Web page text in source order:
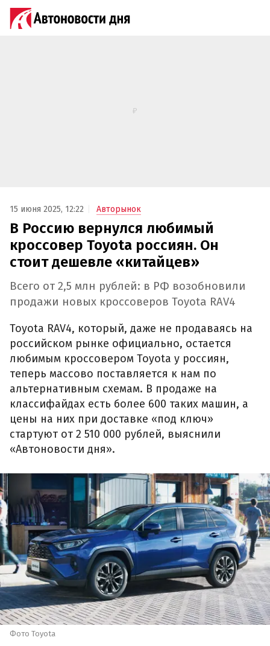
15 июня 2025, 12:22 Авторынок
В Россию вернулся любимый
кроссовер Toyota россиян. Он
стоит дешевле «китайцев»
Всего от 2,5 млн рублей: в РФ возобновили
продажи новых кроссоверов Toyota RAV4
Toyota RAV4, который, даже не продаваясь на
российском рынке официально, остается
любимым кроссовером Toyota у россиян,
теперь массово поставляется к нам по
альтернативным схемам. В продаже на
классифайдах есть более 600 таких машин, а
цены на них при доставке «под ключ»
стартуют от 2 510 000 рублей, выяснили
«Автоновости дня».
Фото Toyota